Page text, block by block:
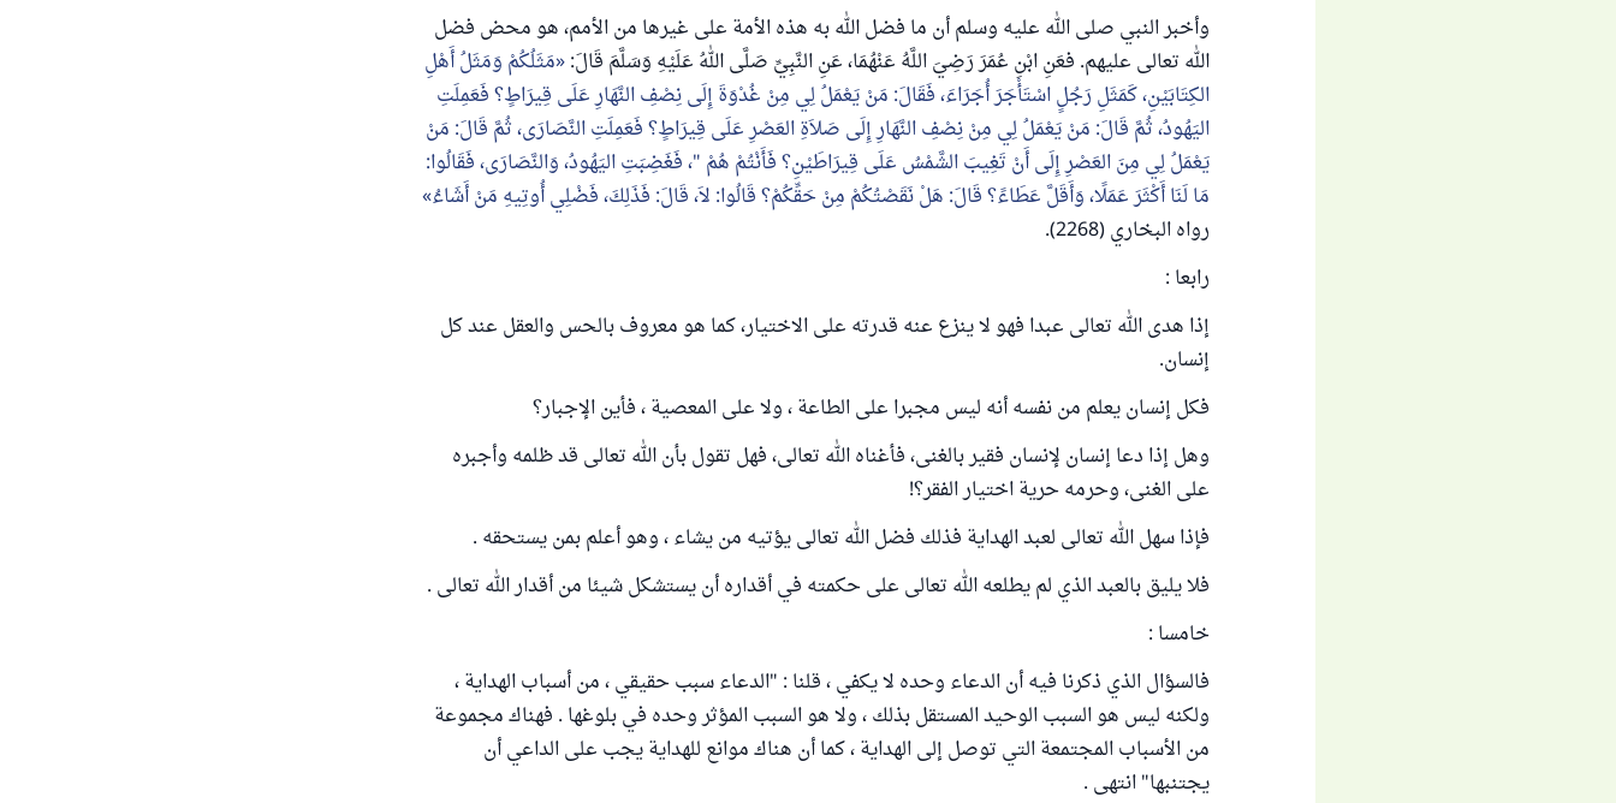
وأخبر النبي صلى الله عليه وسلم أن ما فضل الله به هذه الأمة على غيرها من الأمم، هو محض فضل
الله تعالى عليهم. فعَنِ ابْنِ عُمَرَ رَضِيَ اللَّهُ عَنْهُمَا، عَنِ النَّبِيِّ صَلَّى اللهُ عَلَيْهِ وَسَلَّمَ قَالَ: مَثَلُكُمْ وَمَثَلُ أَهْلِ
الكِتَابَيْنِ، كَمَثَلِ رَجُلٍ اسْتَأْجَرَ أُجَرَاءَ، فَقَالَ: مَنْ يَعْمَلُ لِي مِنْ غُدْوَةَ إِلَى نِصْفِ النَّهَارِ عَلَى قِيرَاطٍ؟ فَعَمِلَتِ
اليَهُودُ، ثُمَّ قَالَ: مَنْ يَعْمَلُ لِي مِنْ نِصْفِ النَّهَارِ إِلَى صَلاَةِ العَصْرِ عَلَى قِيرَاطٍ؟ فَعَمِلَتِ النَّصَارَى، ثُمَّ قَالَ: مَنْ
يَعْمَلُ لِي مِنَ العَصْرِ إِلَى أَنْ تَغِيبَ الشَّمْسُ عَلَى قِيرَاطَيْنِ؟ فَأَنْتُمْ هُمْ "، فَغَضِبَتِ اليَهُودُ، وَالنَّصَارَى، فَقَالُوا:
مَا لَنَا أَكْثَرَ عَمَلًا، وَأَقَلَّ عَطَاءً؟ قَالَ: هَلْ نَقَصْتُكُمْ مِنْ حَقِّكُمْ؟ قَالُوا: لاَ، قَالَ: فَذَلِكَ، فَضْلِي أُوتِيهِ مَنْ أَشَاءُ
رواه البخاري (2268).
رابعا :
إذا هدى الله تعالى عبدا فهو لا ينزع عنه قدرته على الاختيار، كما هو معروف بالحس والعقل عند كل
إنسان.
فكل إنسان يعلم من نفسه أنه ليس مجبرا على الطاعة ، ولا على المعصية ، فأين الإجبار؟
وهل إذا دعا إنسان لإنسان فقير بالغنى، فأغناه الله تعالى، فهل تقول بأن الله تعالى قد ظلمه وأجبره
على الغنى، وحرمه حرية اختيار الفقر؟!
فإذا سهل الله تعالى لعبد الهداية فذلك فضل الله تعالى يؤتيه من يشاء ، وهو أعلم بمن يستحقه .
فلا يليق بالعبد الذي لم يطلعه الله تعالى على حكمته في أقداره أن يستشكل شيئا من أقدار الله تعالى .
خامسا :
فالسؤال الذي ذكرنا فيه أن الدعاء وحده لا يكفي ، قلنا : "الدعاء سبب حقيقي ، من أسباب الهداية ،
ولكنه ليس هو السبب الوحيد المستقل بذلك ، ولا هو السبب المؤثر وحده في بلوغها . فهناك مجموعة
من الأسباب المجتمعة التي توصل إلى الهداية ، كما أن هناك موانع للهداية يجب على الداعي أن
يجتنبها" انتهى .